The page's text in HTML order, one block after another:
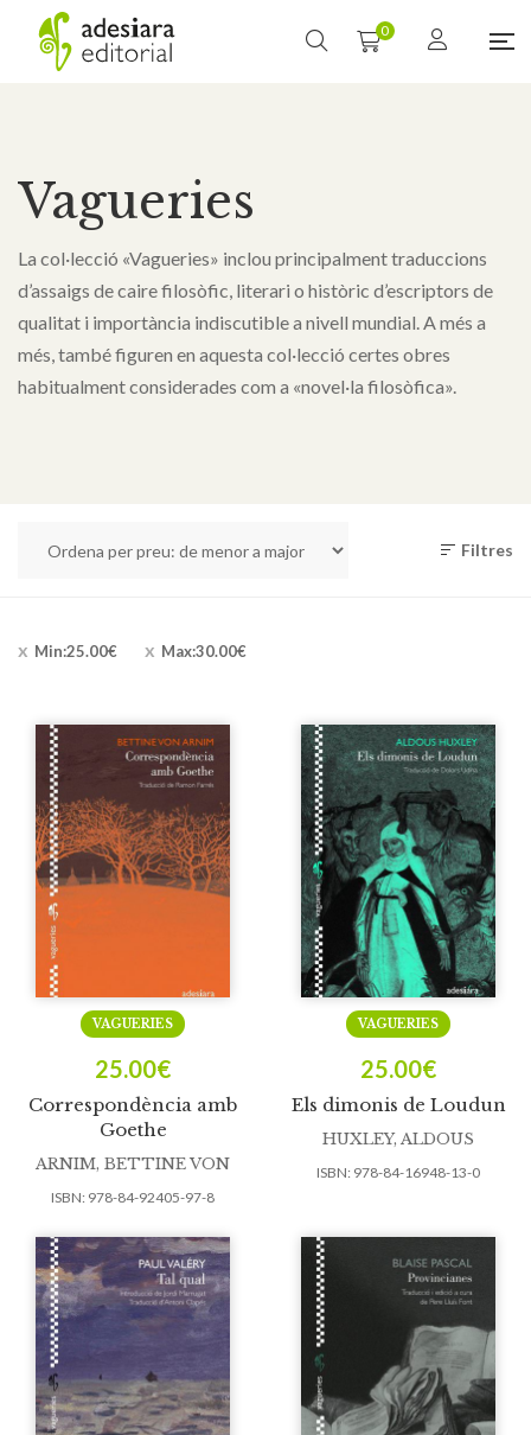
0
Vagueries
La col·lecció «Vagueries» inclou principalment traduccions
d’assaigs de caire filosòfic, literari o històric d’escriptors de
qualitat i importància indiscutible a nivell mundial. A més a
més, també figuren en aquesta col·lecció certes obres
habitualment considerades com a «novel·la filosòfica».
Filtres
Min:25.00€ Max:30.00€
Correspondència amb
Goethe
VAGUERIES
25.00€
ARNIM, BETTINE VON
ISBN: 978-84-92405-97-8
Els dimonis de Loudun
VAGUERIES
25.00€
HUXLEY, ALDOUS
ISBN: 978-84-16948-13-0